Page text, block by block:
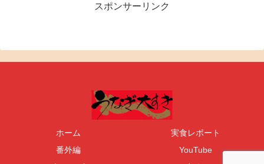
スポンサーリンク
ホーム
実食レポート
番外編
YouTube